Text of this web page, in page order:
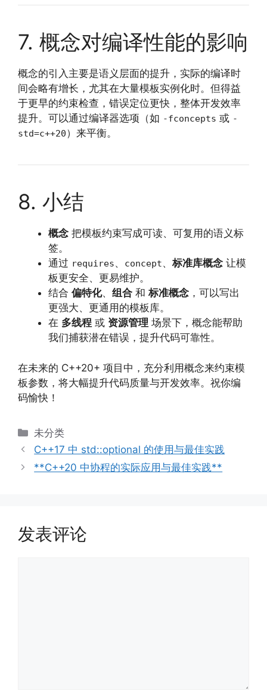
7. 概念对编译性能的影响
概念的引入主要是语义层面的提升，实际的编译时
间会略有增长，尤其在大量模板实例化时。但得益
于更早的约束检查，错误定位更快，整体开发效率
提升。可以通过编译器选项（如 -fconcepts 或 -
std=c++20）来平衡。
8. 小结
概念 把模板约束写成可读、可复用的语义标
签。
通过 requires、 concept、 标准库概念 让模
板更安全、更易维护。
结合 偏特化、 组合 和 标准概念 ，可以写出
更强大、更通用的模板库。
在 多线程 或 资源管理 场景下，概念能帮助
我们捕获潜在错误，提升代码可靠性。
在未来的 C++20+ 项目中，充分利用概念来约束模
板参数，将大幅提升代码质量与开发效率。祝你编
码愉快！
分
类
未分类
C++17 中 std::optional 的使用与最佳实践
**C++20 中协程的实际应用与最佳实践**
发表评论